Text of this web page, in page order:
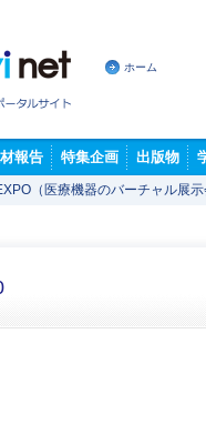
ホーム
報告 特集企画 出版物
（医療機器のバーチャル展示